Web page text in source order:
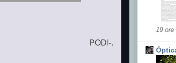
PODI-.
19 ore